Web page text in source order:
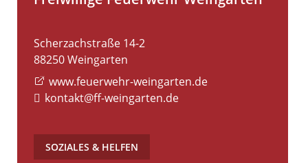
Scherzachstraße 14-2
88250Weingarten
www.feuerwehr-weingarten.de
kontakt@ff-weingarten.de
SOZIALES & HELFEN